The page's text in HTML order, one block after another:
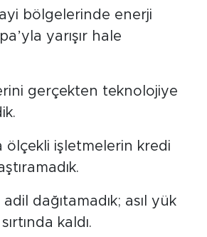
bölgelerinde enerji
yarışır hale
gerçekten teknolojiye
ölçekli işletmelerin kredi
dağıtamadık; asıl yük
kaldı.